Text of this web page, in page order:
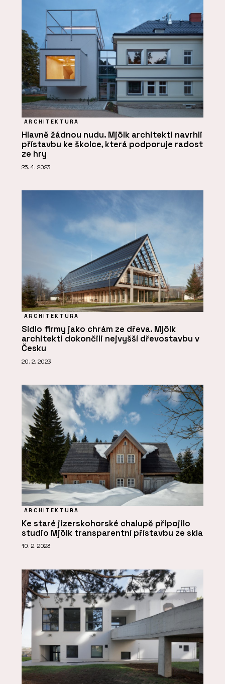
ARCHITEKTURA
Hlavně žádnou nudu. Mjölk architekti navrhli
přístavbu ke školce, která podporuje radost
ze hry
25. 4. 2023
ARCHITEKTURA
Sídlo firmy jako chrám ze dřeva. Mjölk
architekti dokončili nejvyšší dřevostavbu v
Česku
20. 2. 2023
ARCHITEKTURA
Ke staré jizerskohorské chalupě připojilo
studio Mjölk transparentní přístavbu ze skla
10. 2. 2023